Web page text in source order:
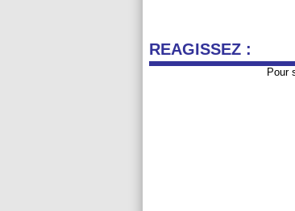
REAGISSEZ :
Pour